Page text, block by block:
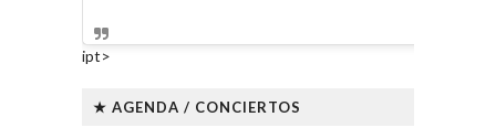
ipt>
★ AGENDA / CONCIERTOS